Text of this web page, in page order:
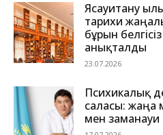
Ясауитану
тарихи
бұрын
анықталды
23.07.2026
Психикалық
саласы: жаңа
мен заманауи